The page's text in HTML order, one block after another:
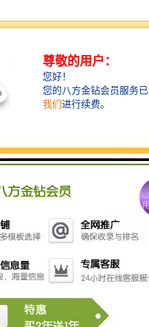
调整承载托辊组 皮带机的
跑偏时可调整托辊组的位
朝皮带前进方向前移，或